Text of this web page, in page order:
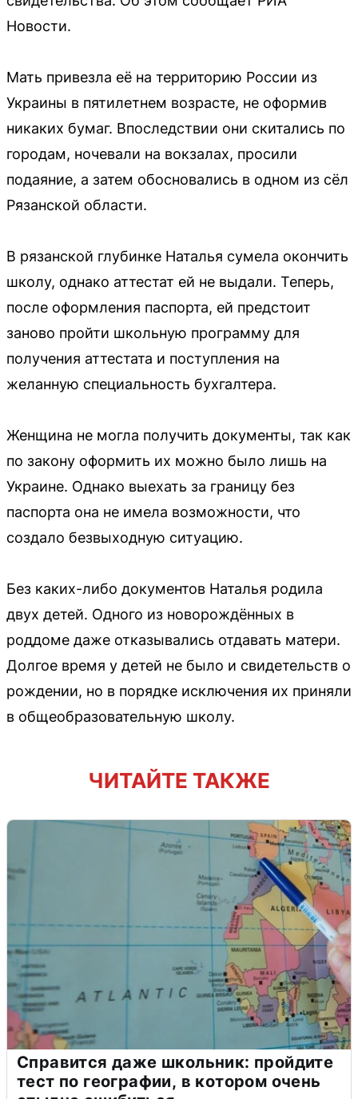
Новости.
Мать привезла её на территорию России из
Украины в пятилетнем возрасте, не оформив
никаких бумаг. Впоследствии они скитались по
городам, ночевали на вокзалах, просили
подаяние, а затем обосновались в одном из сёл
Рязанской области.
В рязанской глубинке Наталья сумела окончить
школу, однако аттестат ей не выдали. Теперь,
после оформления паспорта, ей предстоит
заново пройти школьную программу для
получения аттестата и поступления на
желанную специальность бухгалтера.
Женщина не могла получить документы, так как
по закону оформить их можно было лишь на
Украине. Однако выехать за границу без
паспорта она не имела возможности, что
создало безвыходную ситуацию.
Без каких-либо документов Наталья родила
двух детей. Одного из новорождённых в
роддоме даже отказывались отдавать матери.
Долгое время у детей не было и свидетельств о
рождении, но в порядке исключения их приняли
в общеобразовательную школу.
ЧИТАЙТЕ ТАКЖЕ
Справится даже школьник: пройдите
тест по географии, в котором очень